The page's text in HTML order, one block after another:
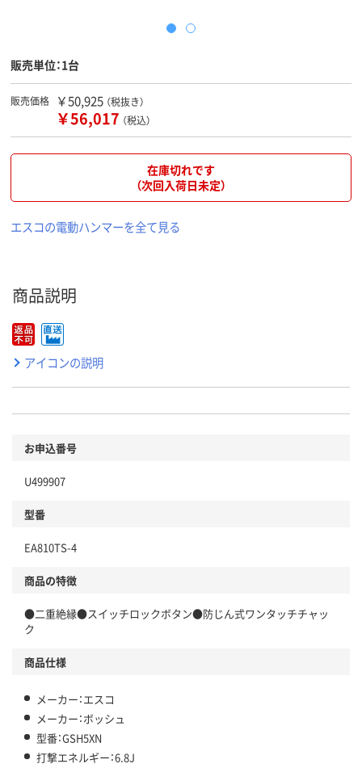
販売単位：1台
販売価格 ￥50,925 （税抜き）
￥56,017 （税込）
在庫切れです
（次回入荷日未定）
エスコの電動ハンマーを全て見る
商品説明
アイコンの説明
お申込番号
U499907
型番
EA810TS-4
商品の特徴
●二重絶縁●スイッチロックボタン●防じん式ワンタッチチャッ
ク
商品仕様
メーカー：エスコ
メーカー：ボッシュ
型番：GSH5XN
打撃エネルギー：6.8J